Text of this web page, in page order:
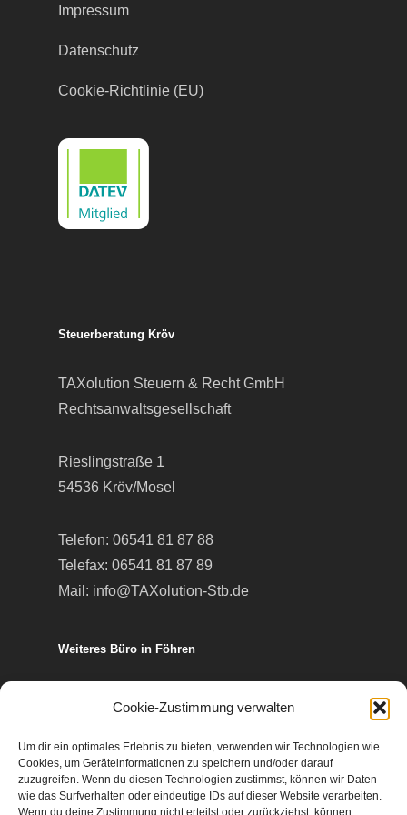
Cookie-Zustimmung verwalten
Um dir ein optimales Erlebnis zu bieten, verwenden wir Technologien wie
Cookies, um Geräteinformationen zu speichern und/oder darauf
zuzugreifen. Wenn du diesen Technologien zustimmst, können wir Daten
wie das Surfverhalten oder eindeutige IDs auf dieser Website verarbeiten.
Wenn du deine Zustimmung nicht erteilst oder zurückziehst, können
Impressum
Datenschutz
Cookie-Richtlinie (EU)
Steuerberatung Kröv
TAXolution Steuern & Recht GmbH
Rechtsanwaltsgesellschaft
Rieslingstraße 1
54536 Kröv/Mosel
Telefon: 06541 81 87 88
Telefax: 06541 81 87 89
Mail: info@TAXolution-Stb.de
Weiteres Büro in Föhren
Telefon: 06502 99 95 80
Telefax: 06502 99 95 899